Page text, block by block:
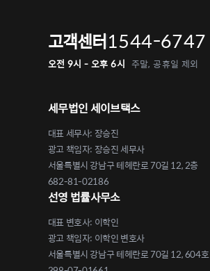
고객센터1544-6747
오전 9시 - 오후 6시 주말, 공휴일 제외
세무법인 세이브택스
대표 세무사: 장승진
광고 책임자: 장승진 세무사
서울특별시 강남구 테헤란로 70길 12, 2층
682-81-02186
선영 법률사무소
대표 변호사: 이학인
광고 책임자: 이학인 변호사
서울특별시 강남구 테헤란로 70길 12, 604호